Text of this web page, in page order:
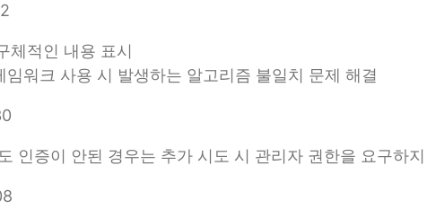
체적인 내용 표시
워크 사용 시 발생하는 알고리즘 불일치 문제 해결
인증이 안된 경우는 추가 시도 시 관리자 권한을 요구하